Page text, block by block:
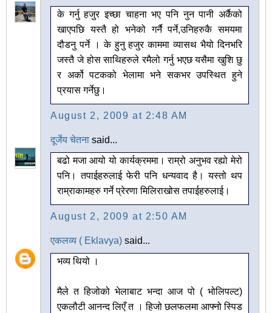
के गर्नु हजुर इच्छा चाहना भए पनि नुन पानी अर्कैको
खाएपछि यस्तै हो भनेको गर्नै पर्ने,उनिहरुकै समयमा
दौडनु पर्ने । के हुनु हजुर काममा व्यासथ भैयो दिनभरि
जस्तै जे होस साथिहरुले रमैलो गर्नु भएछ यसैमा खुशि छु
र अर्को पटकको भेलामा भने सकभर उपस्थित हुने
प्रयास गर्नेछु।
August 2, 2009 at 2:48 AM
दूर्जेय चेतना said...
बढो मजा आयो यो कार्यक्रममा। राम्रो अनुभव रह्यो मेरो
पनि। तपाईहरुलाई फेरी पनि धन्यवाद है। यस्तो थप
राम्राकामहरु गर्ने प्रेरणा मिलिराखोस तपाईहरुलाई।
August 2, 2009 at 2:50 AM
एकलव्य ( Eklavya) said...
भव्य थियो ।
मैले त हिजोको भेलाबाट भन्दा आज पो ( भोलिपल्ट)
एकलौटी आनन्द लिएँ त । हिजो छलफलमा आफ्नो स्पिड